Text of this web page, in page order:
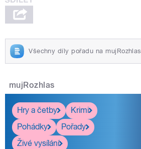
Všechny díly pořadu na mujRozhlas
mujRozhlas
Hry a četby
Krimi
Pohádky
Pořady
Živé vysílání